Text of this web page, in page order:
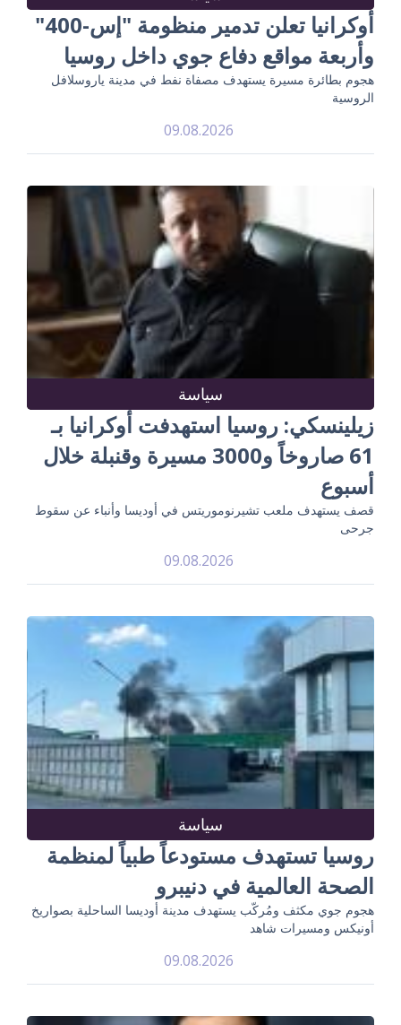
أوكرانيا تعلن تدمير منظومة "إس-400"
وأربعة مواقع دفاع جوي داخل روسيا
هجوم بطائرة مسيرة يستهدف مصفاة نفط في مدينة ياروسلافل
الروسية
09.08.2026
سياسة
زيلينسكي: روسيا استهدفت أوكرانيا بـ
61 صاروخاً و3000 مسيرة وقنبلة خلال
أسبوع
قصف يستهدف ملعب تشيرنوموريتس في أوديسا وأنباء عن سقوط
جرحى
09.08.2026
سياسة
روسيا تستهدف مستودعاً طبياً لمنظمة
الصحة العالمية في دنيبرو
هجوم جوي مكثف ومُركّب يستهدف مدينة أوديسا الساحلية بصواريخ
أونيكس ومسيرات شاهد
09.08.2026